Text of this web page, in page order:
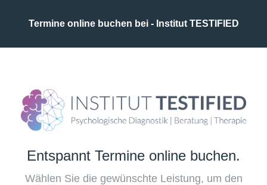
Termine online buchen bei - Institut TESTIFIED
Entspannt Termine online buchen.
Wählen Sie die gewünschte Leistung, um den